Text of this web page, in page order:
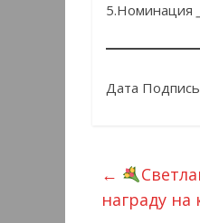
5.Номинация
Дата Подпись
←
награду на